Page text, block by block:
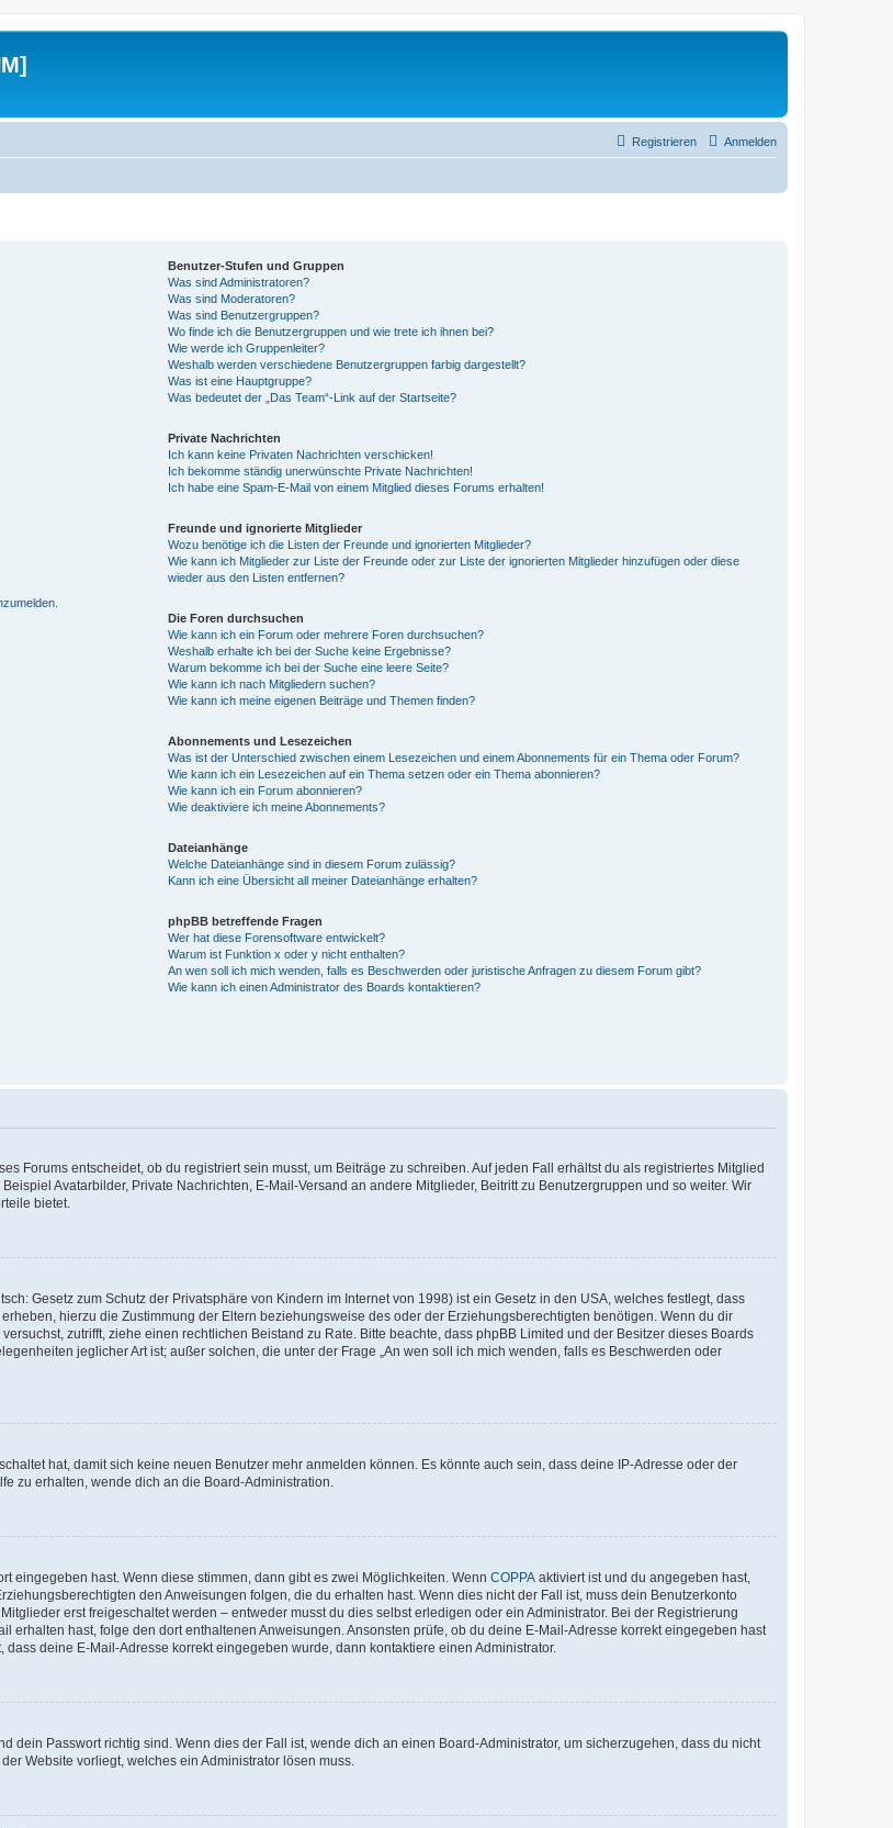
Anmelden
Registrieren
Benutzer-Stufen und Gruppen
Was sind Administratoren?
Was sind Moderatoren?
Was sind Benutzergruppen?
Wo finde ich die Benutzergruppen und wie trete ich ihnen bei?
Wie werde ich Gruppenleiter?
Weshalb werden verschiedene Benutzergruppen farbig dargestellt?
Was ist eine Hauptgruppe?
Was bedeutet der „Das Team“-Link auf der Startseite?
Private Nachrichten
Ich kann keine Privaten Nachrichten verschicken!
Ich bekomme ständig unerwünschte Private Nachrichten!
Ich habe eine Spam-E-Mail von einem Mitglied dieses Forums erhalten!
Freunde und ignorierte Mitglieder
Wozu benötige ich die Listen der Freunde und ignorierten Mitglieder?
Wie kann ich Mitglieder zur Liste der Freunde oder zur Liste der ignorierten Mitglieder hinzufügen oder diese
wieder aus den Listen entfernen?
Die Foren durchsuchen
Wie kann ich ein Forum oder mehrere Foren durchsuchen?
Weshalb erhalte ich bei der Suche keine Ergebnisse?
Warum bekomme ich bei der Suche eine leere Seite?
Wie kann ich nach Mitgliedern suchen?
Wie kann ich meine eigenen Beiträge und Themen finden?
Abonnements und Lesezeichen
Was ist der Unterschied zwischen einem Lesezeichen und einem Abonnements für ein Thema oder Forum?
Wie kann ich ein Lesezeichen auf ein Thema setzen oder ein Thema abonnieren?
Wie kann ich ein Forum abonnieren?
Wie deaktiviere ich meine Abonnements?
Dateianhänge
Welche Dateianhänge sind in diesem Forum zulässig?
Kann ich eine Übersicht all meiner Dateianhänge erhalten?
phpBB betreffende Fragen
Wer hat diese Forensoftware entwickelt?
Warum ist Funktion x oder y nicht enthalten?
An wen soll ich mich wenden, falls es Beschwerden oder juristische Anfragen zu diesem Forum gibt?
Wie kann ich einen Administrator des Boards kontaktieren?
Forums entscheidet, ob du registriert sein musst, um Beiträge zu schreiben. Auf jeden Fall erhältst du als registriertes Mitglied
Avatarbilder, Private Nachrichten, E-Mail-Versand an andere Mitglieder, Beitritt zu Benutzergruppen und so weiter. Wir
bietet.
Gesetz zum Schutz der Privatsphäre von Kindern im Internet von 1998) ist ein Gesetz in den USA, welches festlegt, dass
hierzu die Zustimmung der Eltern beziehungsweise des oder der Erziehungsberechtigten benötigen. Wenn du dir
zutrifft, ziehe einen rechtlichen Beistand zu Rate. Bitte beachte, dass phpBB Limited und der Besitzer dieses Boards
jeglicher Art ist; außer solchen, die unter der Frage „An wen soll ich mich wenden, falls es Beschwerden oder
hat, damit sich keine neuen Benutzer mehr anmelden können. Es könnte auch sein, dass deine IP-Adresse oder der
zu erhalten, wende dich an die Board-Administration.
eingegeben hast. Wenn diese stimmen, dann gibt es zwei Möglichkeiten. Wenn COPPA aktiviert ist und du angegeben hast,
den Anweisungen folgen, die du erhalten hast. Wenn dies nicht der Fall ist, muss dein Benutzerkonto
erst freigeschaltet werden – entweder musst du dies selbst erledigen oder ein Administrator. Bei der Registrierung
erhalten hast, folge den dort enthaltenen Anweisungen. Ansonsten prüfe, ob du deine E-Mail-Adresse korrekt eingegeben hast
deine E-Mail-Adresse korrekt eingegeben wurde, dann kontaktiere einen Administrator.
dein Passwort richtig sind. Wenn dies der Fall ist, wende dich an einen Board-Administrator, um sicherzugehen, dass du nicht
Website vorliegt, welches ein Administrator lösen muss.